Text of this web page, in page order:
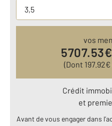
vos
5707.53
(Dont 197.92€
Crédit
et
Avant de vous engager dans